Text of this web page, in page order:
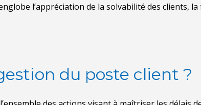
du poste client ?